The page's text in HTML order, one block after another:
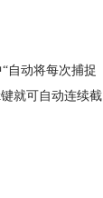
自动将每次捕捉
就可自动连续截